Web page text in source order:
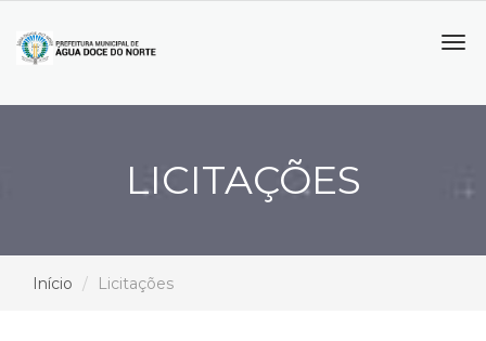
LICITAÇÕES
Início Licitações